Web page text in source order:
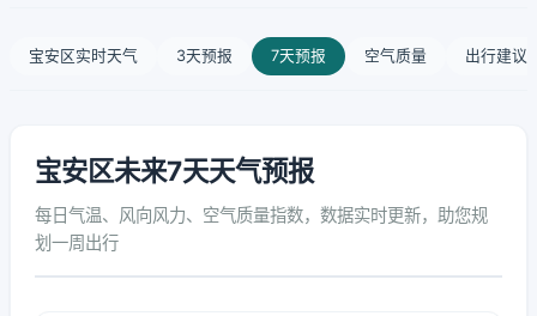
宝安区实时天气 3天预报 7天预报 空气质量 出行建议
宝安区未来7天天气预报
每日气温、风向风力、空气质量指数，数据实时更新，助您规
划一周出行